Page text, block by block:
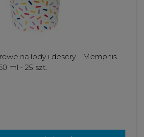
na lody i desery - Memphis
ml - 25 szt.